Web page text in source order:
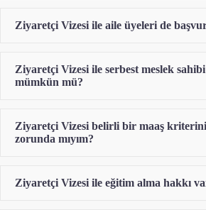
Ziyaretçi Vizesi ile aile üyeleri de
Ziyaretçi Vizesi ile serbest meslek
mümkün mü?
Ziyaretçi Vizesi belirli bir maaş
zorunda mıyım?
Ziyaretçi Vizesi ile eğitim alma hakkı